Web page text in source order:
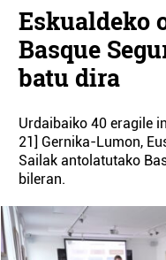
Eskualdeko
Basque
batu dira
Urdaibaiko 40 eragile
21] Gernika-Lumon,
Sailak antolatutako
bileran.